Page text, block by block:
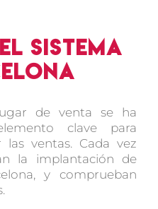
sistema
de venta se ha
clave para
las ventas. Cada vez
la implantación de
y comprueban